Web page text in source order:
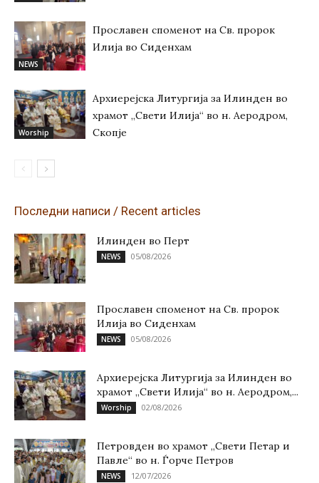
NEWS
Прославен споменот на Св. пророк
Илија во Сиденхам
Worship
Архиерејска Литургија за Илинден во
храмот „Свети Илија“ во н. Аеродром,
Скопје
Последни написи / Recent articles
Илинден во Перт
NEWS 05/08/2026
Прославен споменот на Св. пророк
Илија во Сиденхам
NEWS 05/08/2026
Архиерејска Литургија за Илинден во
храмот „Свети Илија“ во н. Аеродром,...
Worship 02/08/2026
Петровден во храмот „Свети Петар и
Павле“ во н. Ѓорче Петров
NEWS 12/07/2026